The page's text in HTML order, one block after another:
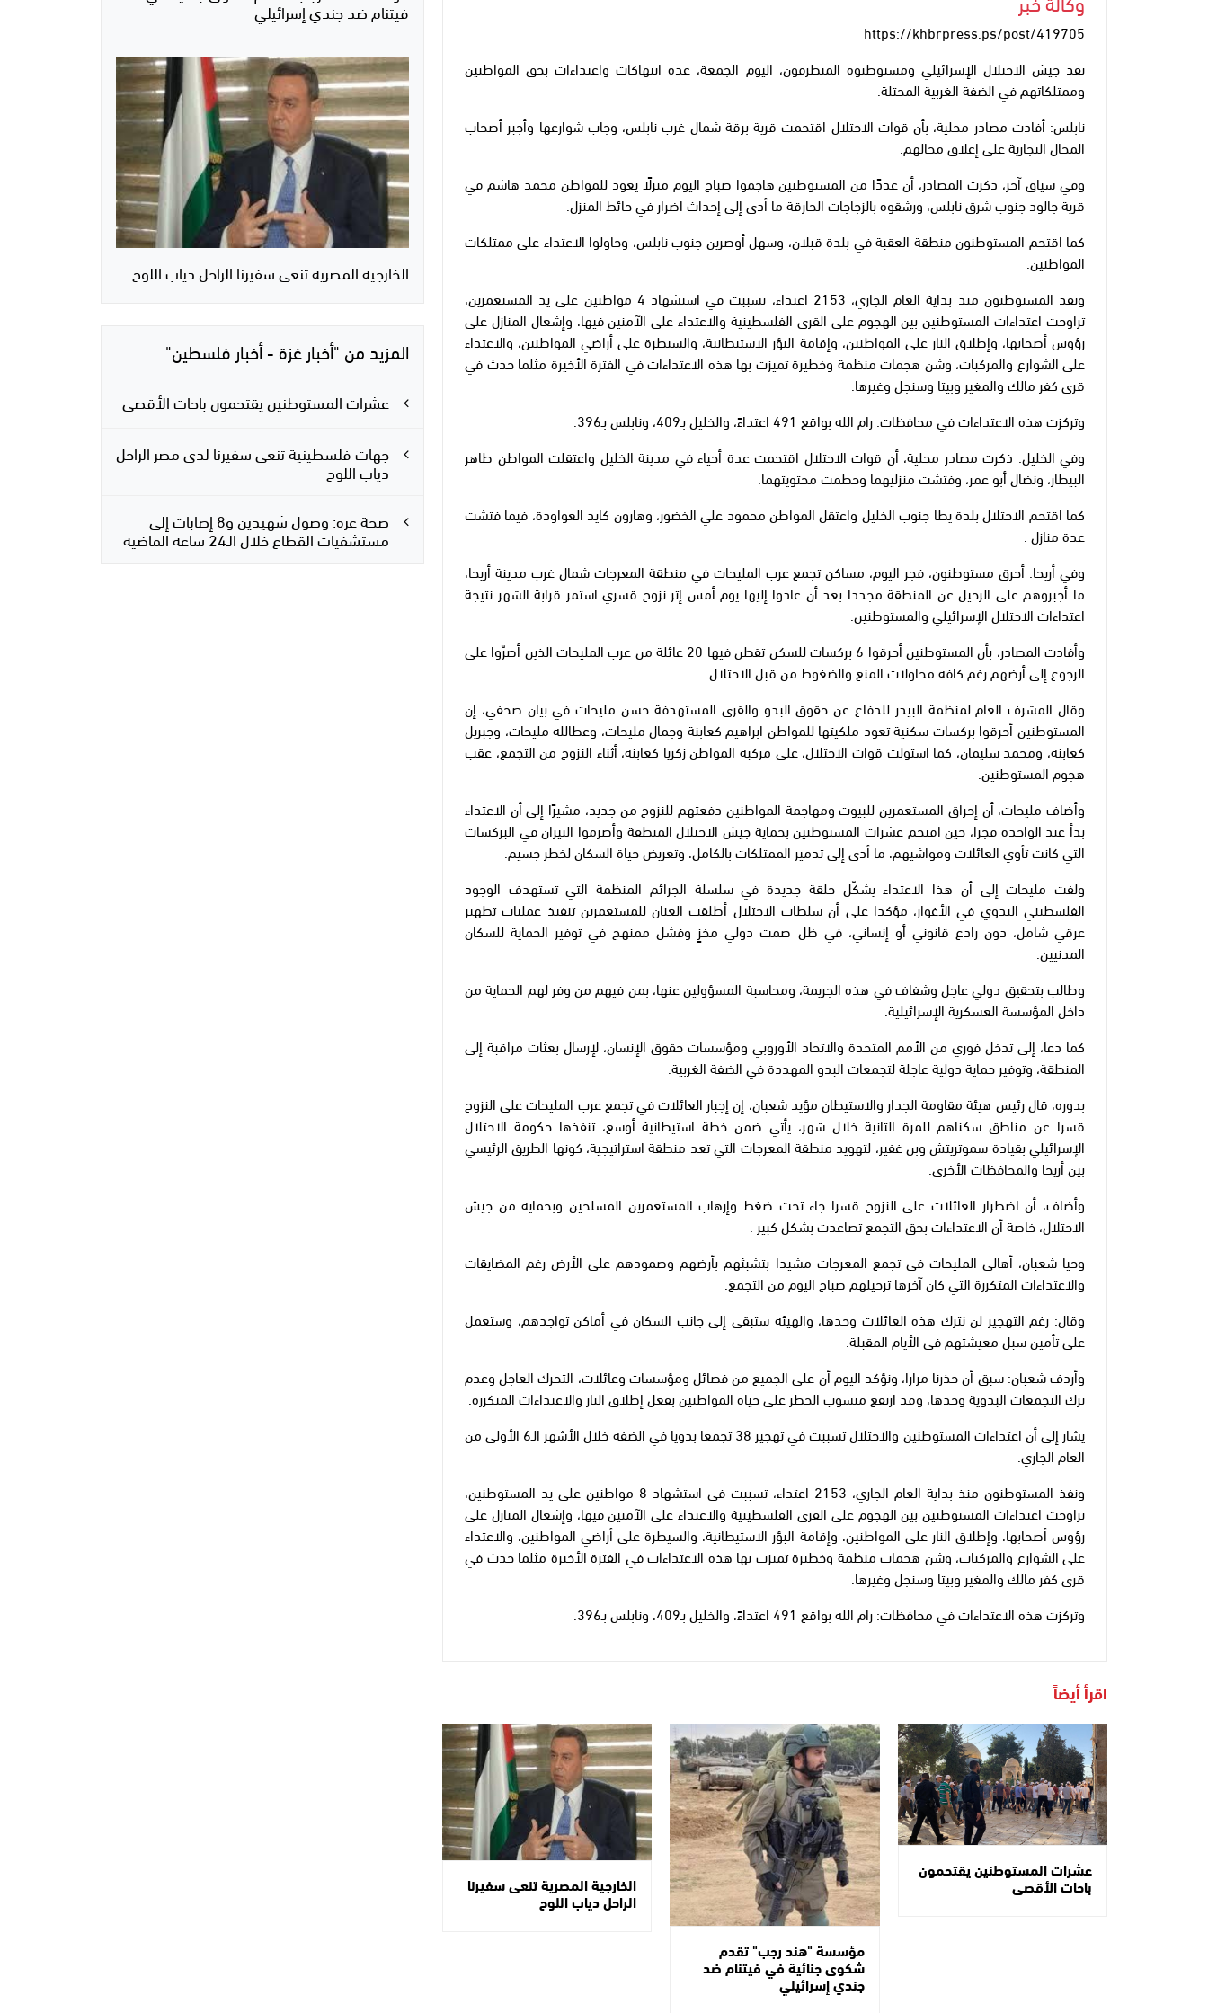
https://khbrpress.ps/post/419705
نفذ جيش الاحتلال الإسرائيلي ومستوطنوه المتطرفون، اليوم الجمعة، عدة انتهاكات واعتداءات بحق المواطنين
وممتلكاتهم في الضفة الغربية المحتلة.
نابلس: أفادت مصادر محلية، بأن قوات الاحتلال اقتحمت قرية برقة شمال غرب نابلس، وجاب شوارعها وأجبر أصحاب
المحال التجارية على إغلاق محالهم.
وفي سياق آخر، ذكرت المصادر، أن عددًا من المستوطنين هاجموا صباح اليوم منزلًا يعود للمواطن محمد هاشم في
قرية جالود جنوب شرق نابلس، ورشقوه بالزجاجات الحارقة ما أدى إلى إحداث اضرار في حائط المنزل.
كما اقتحم المستوطنون منطقة العقبة في بلدة قبلان، وسهل أوصرين جنوب نابلس، وحاولوا الاعتداء على ممتلكات
المواطنين.
ونفذ المستوطنون منذ بداية العام الجاري، 2153 اعتداء، تسببت في استشهاد 4 مواطنين على يد المستعمرين،
تراوحت اعتداءات المستوطنين بين الهجوم على القرى الفلسطينية والاعتداء على الآمنين فيها، وإشعال المنازل على
رؤوس أصحابها، وإطلاق النار على المواطنين، وإقامة البؤر الاستيطانية، والسيطرة على أراضي المواطنين، والاعتداء
على الشوارع والمركبات، وشن هجمات منظمة وخطيرة تميزت بها هذه الاعتداءات في الفترة الأخيرة مثلما حدث في
قرى كفر مالك والمغير وبيتا وسنجل وغيرها.
وتركزت هذه الاعتداءات في محافظات: رام الله بواقع 491 اعتداءً، والخليل بـ409، ونابلس بـ396.
وفي الخليل: ذكرت مصادر محلية، أن قوات الاحتلال اقتحمت عدة أحياء في مدينة الخليل واعتقلت المواطن طاهر
البيطار، ونضال أبو عمر، وفتشت منزليهما وحطمت محتويتهما.
كما اقتحم الاحتلال بلدة يطا جنوب الخليل واعتقل المواطن محمود علي الخضور، وهارون كايد العواودة، فيما فتشت
عدة منازل .
وفي أريحا: أحرق مستوطنون، فجر اليوم، مساكن تجمع عرب المليحات في منطقة المعرجات شمال غرب مدينة أريحا،
ما أجبروهم على الرحيل عن المنطقة مجددا بعد أن عادوا إليها يوم أمس إثر نزوح قسري استمر قرابة الشهر نتيجة
اعتداءات الاحتلال الإسرائيلي والمستوطنين.
وأفادت المصادر، بأن المستوطنين أحرقوا 6 بركسات للسكن تقطن فيها 20 عائلة من عرب المليحات الذين أصرّوا على
الرجوع إلى أرضهم رغم كافة محاولات المنع والضغوط من قبل الاحتلال.
وقال المشرف العام لمنظمة البيدر للدفاع عن حقوق البدو والقرى المستهدفة حسن مليحات في بيان صحفي، إن
المستوطنين أحرقوا بركسات سكنية تعود ملكيتها للمواطن ابراهيم كعابنة وجمال مليحات، وعطالله مليحات، وجبريل
كعابنة، ومحمد سليمان، كما استولت قوات الاحتلال، على مركبة المواطن زكريا كعابنة، أثناء النزوح من التجمع، عقب
هجوم المستوطنين.
وأضاف مليحات، أن إحراق المستعمرين للبيوت ومهاجمة المواطنين دفعتهم للنزوح من جديد، مشيرًا إلى أن الاعتداء
بدأ عند الواحدة فجرا، حين اقتحم عشرات المستوطنين بحماية جيش الاحتلال المنطقة وأضرموا النيران في البركسات
التي كانت تأوي العائلات ومواشيهم، ما أدى إلى تدمير الممتلكات بالكامل، وتعريض حياة السكان لخطر جسيم.
ولفت مليحات إلى أن هذا الاعتداء يشكّل حلقة جديدة في سلسلة الجرائم المنظمة التي تستهدف الوجود
الفلسطيني البدوي في الأغوار، مؤكدا على أن سلطات الاحتلال أطلقت العنان للمستعمرين تنفيذ عمليات تطهير
عرقي شامل، دون رادع قانوني أو إنساني، في ظل صمت دولي مخزٍ وفشل ممنهج في توفير الحماية للسكان
المدنيين.
وطالب بتحقيق دولي عاجل وشفاف في هذه الجريمة، ومحاسبة المسؤولين عنها، بمن فيهم من وفر لهم الحماية من
داخل المؤسسة العسكرية الإسرائيلية.
كما دعا، إلى تدخل فوري من الأمم المتحدة والاتحاد الأوروبي ومؤسسات حقوق الإنسان، لإرسال بعثات مراقبة إلى
المنطقة، وتوفير حماية دولية عاجلة لتجمعات البدو المهددة في الضفة الغربية.
بدوره، قال رئيس هيئة مقاومة الجدار والاستيطان مؤيد شعبان، إن إجبار العائلات في تجمع عرب المليحات على النزوح
قسرا عن مناطق سكناهم للمرة الثانية خلال شهر، يأتي ضمن خطة استيطانية أوسع، تنفذها حكومة الاحتلال
الإسرائيلي بقيادة سموتريتش وبن غفير، لتهويد منطقة المعرجات التي تعد منطقة استراتيجية، كونها الطريق الرئيسي
بين أريحا والمحافظات الأخرى.
وأضاف، أن اضطرار العائلات على النزوح قسرا جاء تحت ضغط وإرهاب المستعمرين المسلحين وبحماية من جيش
الاحتلال، خاصة أن الاعتداءات بحق التجمع تصاعدت بشكل كبير .
وحيا شعبان، أهالي المليحات في تجمع المعرجات مشيدا بتشبثهم بأرضهم وصمودهم على الأرض رغم المضايقات
والاعتداءات المتكررة التي كان آخرها ترحيلهم صباح اليوم من التجمع.
وقال: رغم التهجير لن نترك هذه العائلات وحدها، والهيئة ستبقى إلى جانب السكان في أماكن تواجدهم، وستعمل
على تأمين سبل معيشتهم في الأيام المقبلة.
وأردف شعبان: سبق أن حذرنا مرارا، ونؤكد اليوم أن على الجميع من فصائل ومؤسسات وعائلات، التحرك العاجل وعدم
ترك التجمعات البدوية وحدها، وقد ارتفع منسوب الخطر على حياة المواطنين بفعل إطلاق النار والاعتداءات المتكررة.
يشار إلى أن اعتداءات المستوطنين والاحتلال تسببت في تهجير 38 تجمعا بدويا في الضفة خلال الأشهر الـ6 الأولى من
العام الجاري.
ونفذ المستوطنون منذ بداية العام الجاري، 2153 اعتداء، تسببت في استشهاد 8 مواطنين على يد المستوطنين،
تراوحت اعتداءات المستوطنين بين الهجوم على القرى الفلسطينية والاعتداء على الآمنين فيها، وإشعال المنازل على
رؤوس أصحابها، وإطلاق النار على المواطنين، وإقامة البؤر الاستيطانية، والسيطرة على أراضي المواطنين، والاعتداء
على الشوارع والمركبات، وشن هجمات منظمة وخطيرة تميزت بها هذه الاعتداءات في الفترة الأخيرة مثلما حدث في
قرى كفر مالك والمغير وبيتا وسنجل وغيرها.
وتركزت هذه الاعتداءات في محافظات: رام الله بواقع 491 اعتداءً، والخليل بـ409، ونابلس بـ396.
اقرأ أيضاً
عشرات المستوطنين يقتحمون
باحات الأقصى
مؤسسة "هند رجب" تقدم
شكوى جنائية في فيتنام ضد
جندي إسرائيلي
الخارجية المصرية تنعى سفيرنا
الراحل دياب اللوح
فيتنام ضد جندي إسرائيلي
الخارجية المصرية تنعى سفيرنا الراحل دياب اللوح
المزيد من "أخبار غزة - أخبار فلسطين"
عشرات المستوطنين يقتحمون باحات الأقصى
جهات فلسطينية تنعى سفيرنا لدى مصر الراحل
دياب اللوح
صحة غزة: وصول شهيدين و8 إصابات إلى
مستشفيات القطاع خلال الـ24 ساعة الماضية